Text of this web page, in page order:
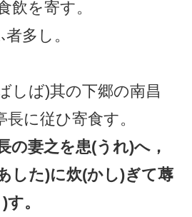
飲を寄す。
多し。
しば)其の下郷の南昌
に従ひ寄食す。
の妻之を患(うれ)へ，
した)に炊(かし)ぎて蓐
。